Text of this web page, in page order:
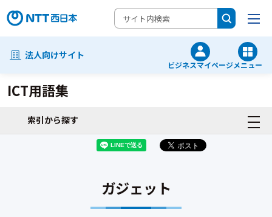
法人向けサイト
ビジネスマイページメニュー
ICT用語集
索引から探す
ガジェット